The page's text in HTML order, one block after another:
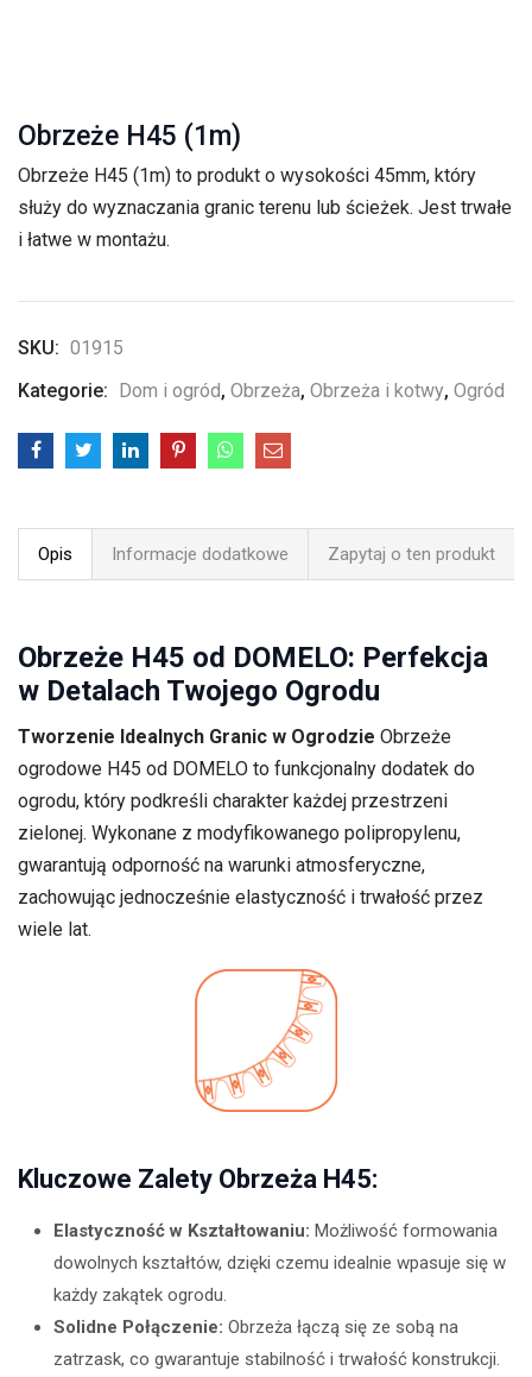
Obrzeże H45 (1m)
Obrzeże H45 (1m) to produkt o wysokości 45mm, który
służy do wyznaczania granic terenu lub ścieżek. Jest trwałe
i łatwe w montażu.
SKU: 01915
Kategorie: Dom i ogród, Obrzeża, Obrzeża i kotwy, Ogród
Opis Informacje dodatkowe Zapytaj o ten produkt
Obrzeże H45 od DOMELO: Perfekcja
w Detalach Twojego Ogrodu
Tworzenie Idealnych Granic w Ogrodzie Obrzeże
ogrodowe H45 od DOMELO to funkcjonalny dodatek do
ogrodu, który podkreśli charakter każdej przestrzeni
zielonej. Wykonane z modyfikowanego polipropylenu,
gwarantują odporność na warunki atmosferyczne,
zachowując jednocześnie elastyczność i trwałość przez
wiele lat.
Kluczowe Zalety Obrzeża H45:
Elastyczność w Kształtowaniu: Możliwość formowania
dowolnych kształtów, dzięki czemu idealnie wpasuje się w
każdy zakątek ogrodu.
Solidne Połączenie: Obrzeża łączą się ze sobą na
zatrzask, co gwarantuje stabilność i trwałość konstrukcji.